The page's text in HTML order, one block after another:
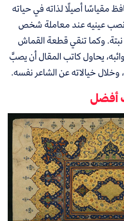
مقياسًا أصيلًا لذاته في حياته
عينيه عند معاملة شخص
وكما تنقي قطعة القماش
يحاول كاتب المقال أن يصبَّ
خيالاته عن الشاعر نفسه.
أفضل